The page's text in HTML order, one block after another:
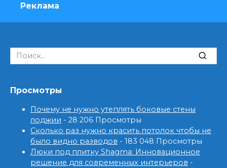
Реклама
Search
for:
Просмотры
Почему не нужно утеплять боковые стены
лоджии - 28 206 Просмотры
Сколько раз нужно красить потолок чтобы не
было видно разводов - 183 048 Просмотры
Люки под плитку Shagma: Инновационное
решение для современных интерьеров -